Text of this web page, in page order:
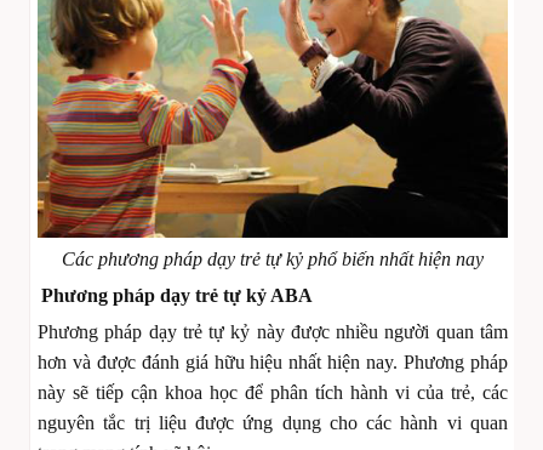
Các phương pháp dạy trẻ tự kỷ phổ biến nhất hiện nay
Phương pháp dạy trẻ tự kỷ ABA
Phương pháp dạy trẻ tự kỷ này được nhiều người quan tâm
hơn và được đánh giá hữu hiệu nhất hiện nay. Phương pháp
này sẽ tiếp cận khoa học để phân tích hành vi của trẻ, các
nguyên tắc trị liệu được ứng dụng cho các hành vi quan